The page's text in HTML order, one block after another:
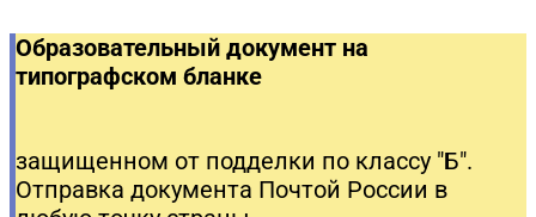
Образовательный документ на
типографском бланке
защищенном от подделки по классу "Б".
Отправка документа Почтой России в